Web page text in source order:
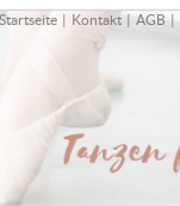
Startseite | Kontakt | AGB |